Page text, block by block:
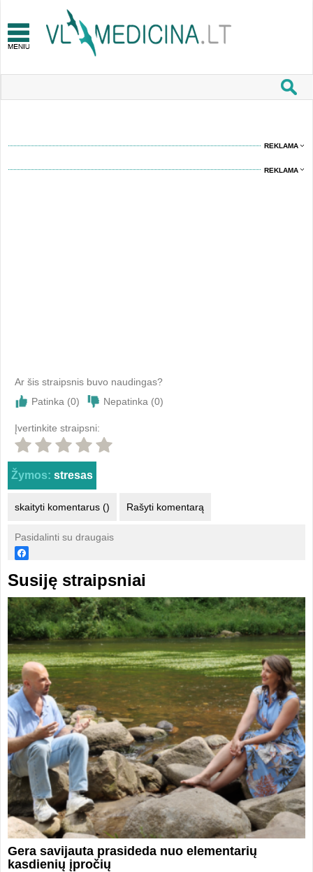
REKLAMA
REKLAMA
Ar šis straipsnis buvo naudingas?
Patinka (0) Nepatinka (0)
Įvertinkite straipsni:
Žymos: stresas
skaityti komentarus () Rašyti komentarą
Pasidalinti su draugais
Susiję straipsniai
Gera savijauta prasideda nuo elementarių
kasdienių įpročių